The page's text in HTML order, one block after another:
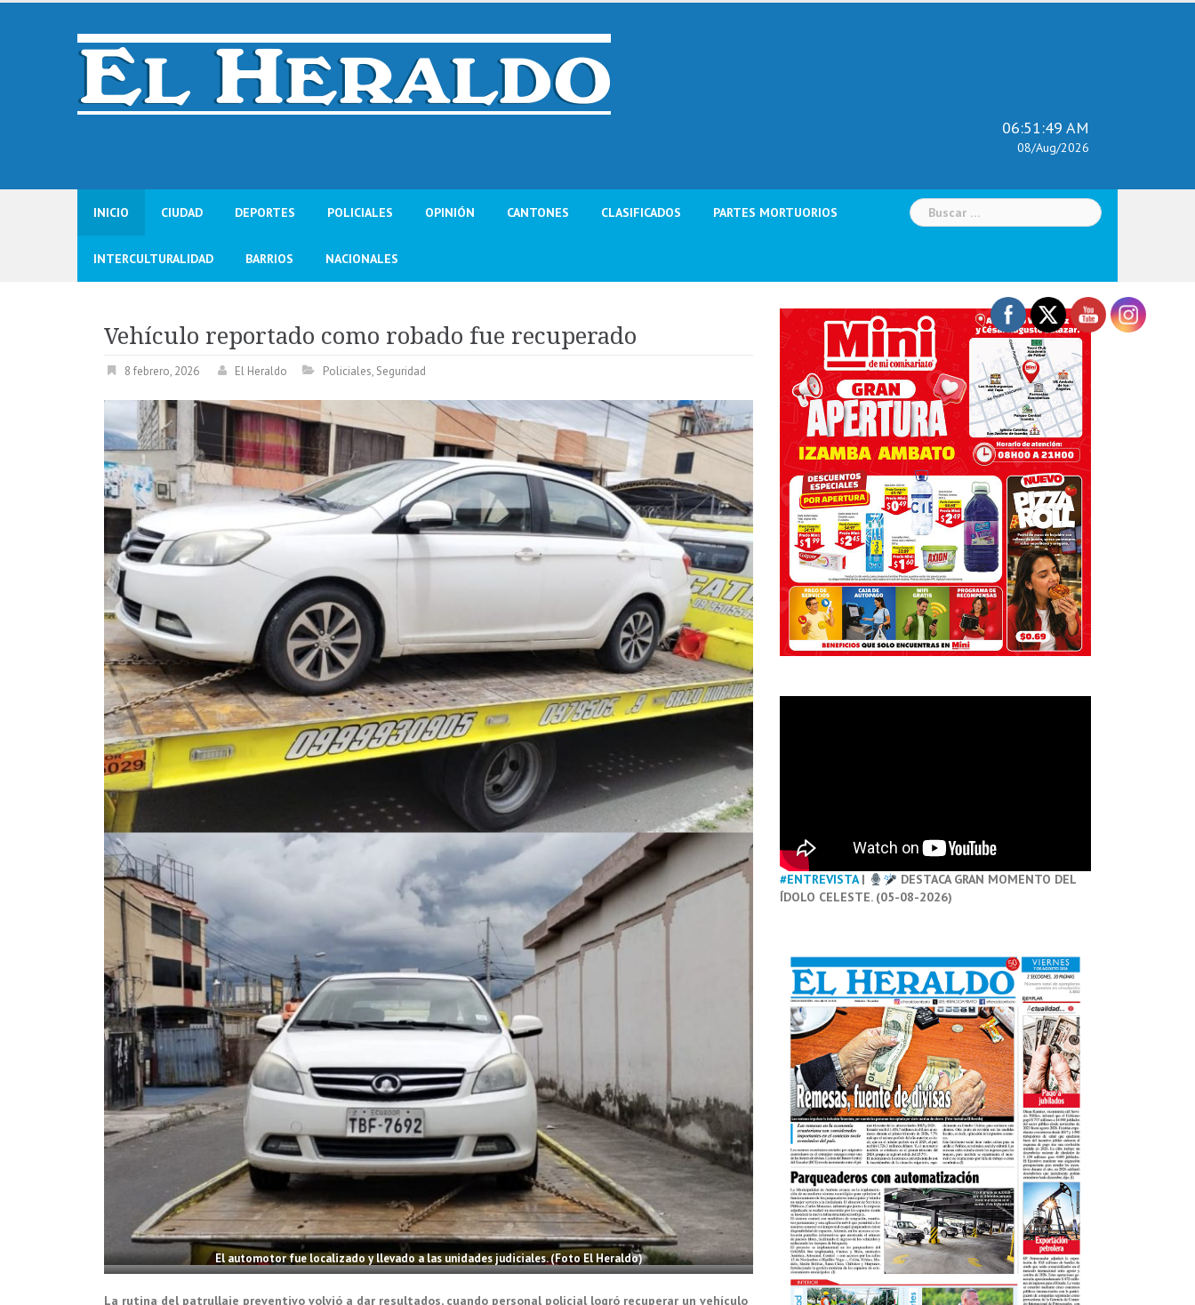
Skip
06:51:50 AM
08/Aug/2026
INICIO CIUDAD DEPORTES POLICIALES OPINIÓN CANTONES CLASIFICADOS PARTES MORTUORIOS
INTERCULTURALIDAD BARRIOS NACIONALES
Buscar:
Vehículo reportado como robado fue recuperado
8 febrero, 2026 El Heraldo Policiales, Seguridad
El automotor fue localizado y llevado a las unidades judiciales. (Foto El Heraldo)
La rutina del patrullaje preventivo volvió a dar resultados, cuando personal policial logró recuperar un vehículo
#ENTREVISTA|
DESTACA GRAN MOMENTO DEL
ÍDOLO CELESTE. (05-08-2026)